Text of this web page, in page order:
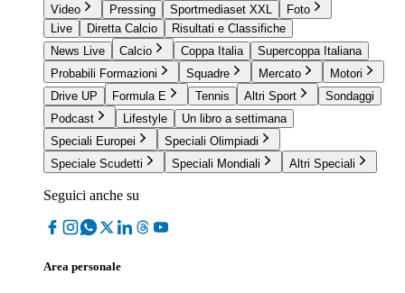
Video Pressing Sportmediaset XXL
Foto
Live
Diretta Calcio
Risultati e Classifiche
News Live
Calcio Coppa Italia
Supercoppa Italiana
Probabili Formazioni
Squadre Mercato
Motori
Drive UP
Formula E Tennis Altri Sport
Sondaggi
Podcast
Lifestyle
Un libro a settimana
Speciali Europei
Speciali Olimpiadi
Speciale Scudetti
Speciali Mondiali Altri Speciali
Seguici anche su
Area personale